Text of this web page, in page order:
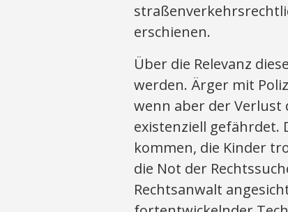
erschienen.
Über die Relevanz
werden. Ärger mit
wenn aber der
existenziell gefährdet.
kommen, die Kinder
die Not der
Rechtsanwalt